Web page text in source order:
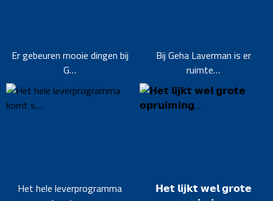
Er gebeuren mooie dingen bij
G…
Bij Geha Laverman is er
ruimte…
Het hele leverprogramma
𝗛𝗲𝘁 𝗹𝗶𝗷𝗸𝘁 𝘄𝗲𝗹 𝗴𝗿𝗼𝘁𝗲